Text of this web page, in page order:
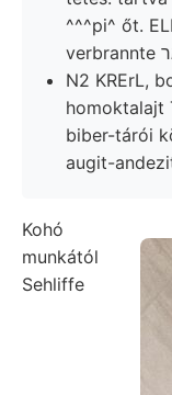
^^^pi^ őt.
N2 KRErL,
homoktalajt
biber-tárói
augit-
Kohó
munkától
Sehliffe